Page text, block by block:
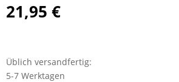
21,95 €
Üblich versandfertig:
5-7 Werktagen